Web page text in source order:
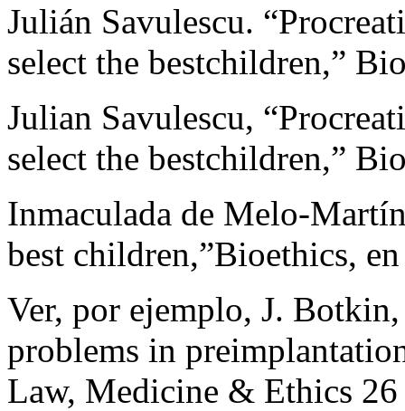
Julián Savulescu.
select the bestchildren,”
Julian Savulescu,
select the bestchildren,”
Inmaculada de Melo-
best children,”Bioethics, en
Ver, por ejemplo, J.
problems in
Law, Medicine & Ethics